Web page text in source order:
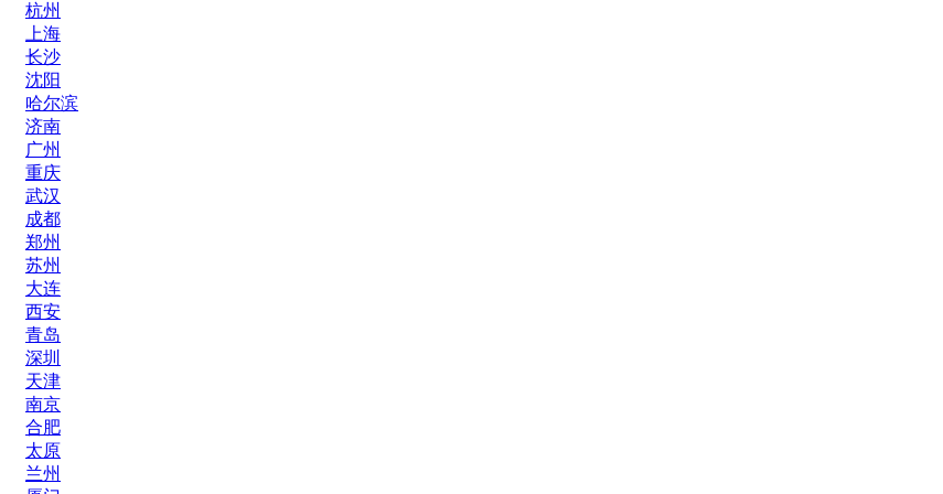
杭州
上海
长沙
沈阳
哈尔滨
济南
广州
重庆
武汉
成都
郑州
苏州
大连
西安
青岛
深圳
天津
南京
合肥
太原
兰州